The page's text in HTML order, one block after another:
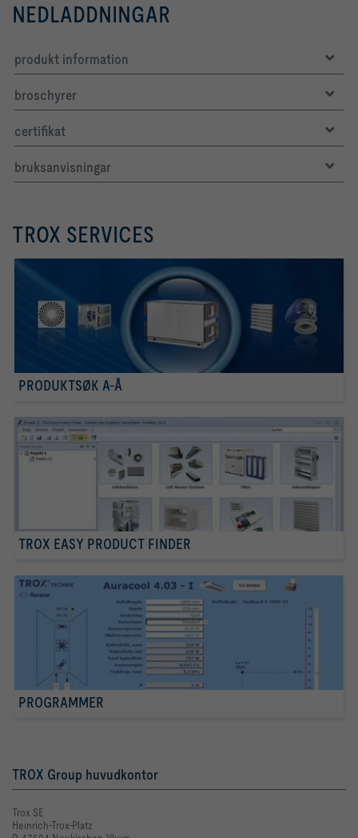
NEDLADDNINGAR
produkt information
broschyrer
certifikat
bruksanvisningar
TROX SERVICES
PRODUKTSØK A-Å
TROX EASY PRODUCT FINDER
PROGRAMMER
TROX Group huvudkontor
Trox SE
Heinrich-Trox-Platz